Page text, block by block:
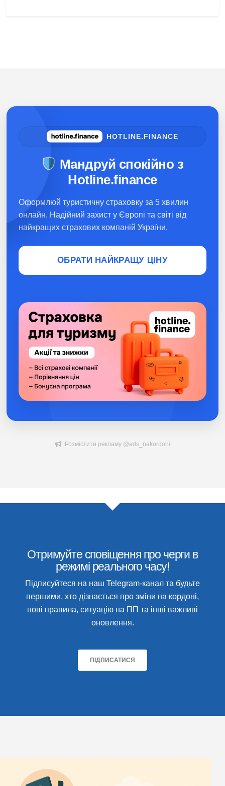
HOTLINE.FINANCE
Мандруй спокійно з
Hotline.finance
Оформлюй туристичну страховку за 5 хвилин
онлайн. Надійний захист у Європі та світі від
найкращих страхових компаній України.
ОБРАТИ НАЙКРАЩУ ЦІНУ
Розмістити рекламу @ads_nakordoni
Отримуйте сповіщення про черги в
режимі реального часу!
Підписуйтеся на наш Telegram-канал та будьте
першими, хто дізнається про зміни на кордоні,
нові правила, ситуацію на ПП та інші важливі
оновлення.
ПІДПИСАТИСЯ